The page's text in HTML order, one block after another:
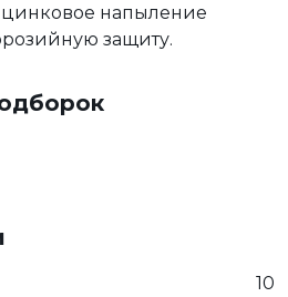
цинковое напыление
защиту.
10